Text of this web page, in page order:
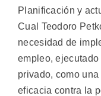
Planificación y
Cual Teodoro
necesidad de
empleo,
privado, como
eficacia contra la